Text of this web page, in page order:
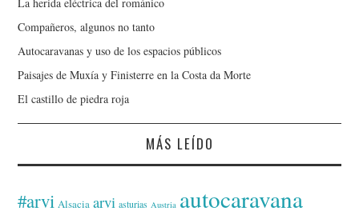
Compañeros, algunos no tanto
Autocaravanas y uso de los espacios públicos
Paisajes de Muxía y Finisterre en la Costa da Morte
El castillo de piedra roja
MÁS LEÍDO
#arvi Alsacia arvi asturias Austria autocaravana